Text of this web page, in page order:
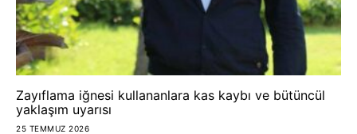
Zayıflama iğnesi kullananlara kas kaybı ve bütüncül
yaklaşım uyarısı
25 TEMMUZ 2026